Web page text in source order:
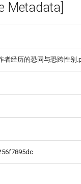
Metadata]
者经历的恐同与恐跨性别